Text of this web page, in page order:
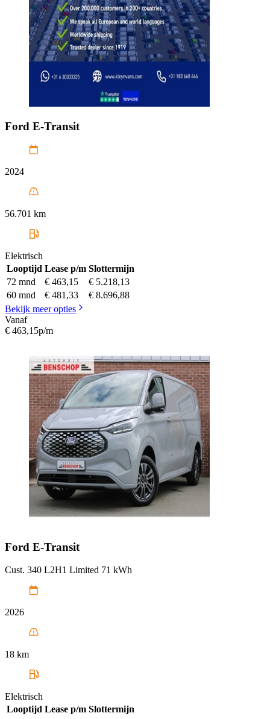
Ford E-Transit
2024
56.701 km
Elektrisch
Looptijd Lease p/m Slottermijn
72 mnd
€ 463,15
€ 5.218,13
60 mnd
€ 481,33
€ 8.696,88
Bekijk meer opties
Vanaf
€ 463,15p/m
Ford E-Transit
Cust. 340 L2H1 Limited 71 kWh
2026
18 km
Elektrisch
Looptijd Lease p/m Slottermijn